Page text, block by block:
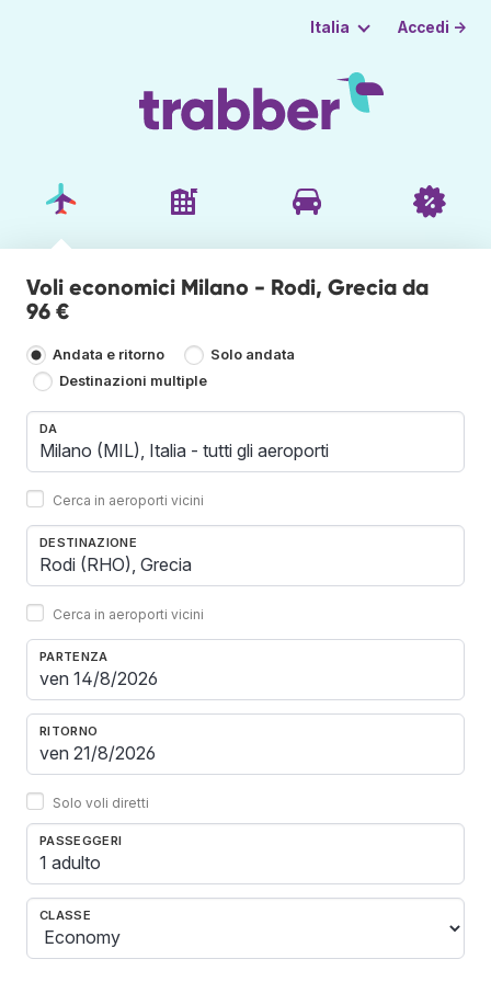
Italia Accedi →
Voli economici Milano - Rodi, Grecia da
96 €
Andata e ritorno
Solo andata
Destinazioni multiple
DA
Cerca in aeroporti vicini
DESTINAZIONE
Cerca in aeroporti vicini
PARTENZA
RITORNO
Solo voli diretti
PASSEGGERI
1 adulto
CLASSE